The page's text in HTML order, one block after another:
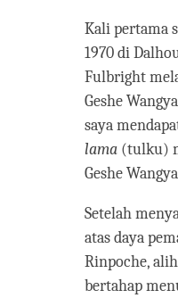
Kali pertama
1970 di
Fulbright
Geshe
saya
lama (tulku)
Geshe
Setelah
atas daya
Rinpoche,
bertahap